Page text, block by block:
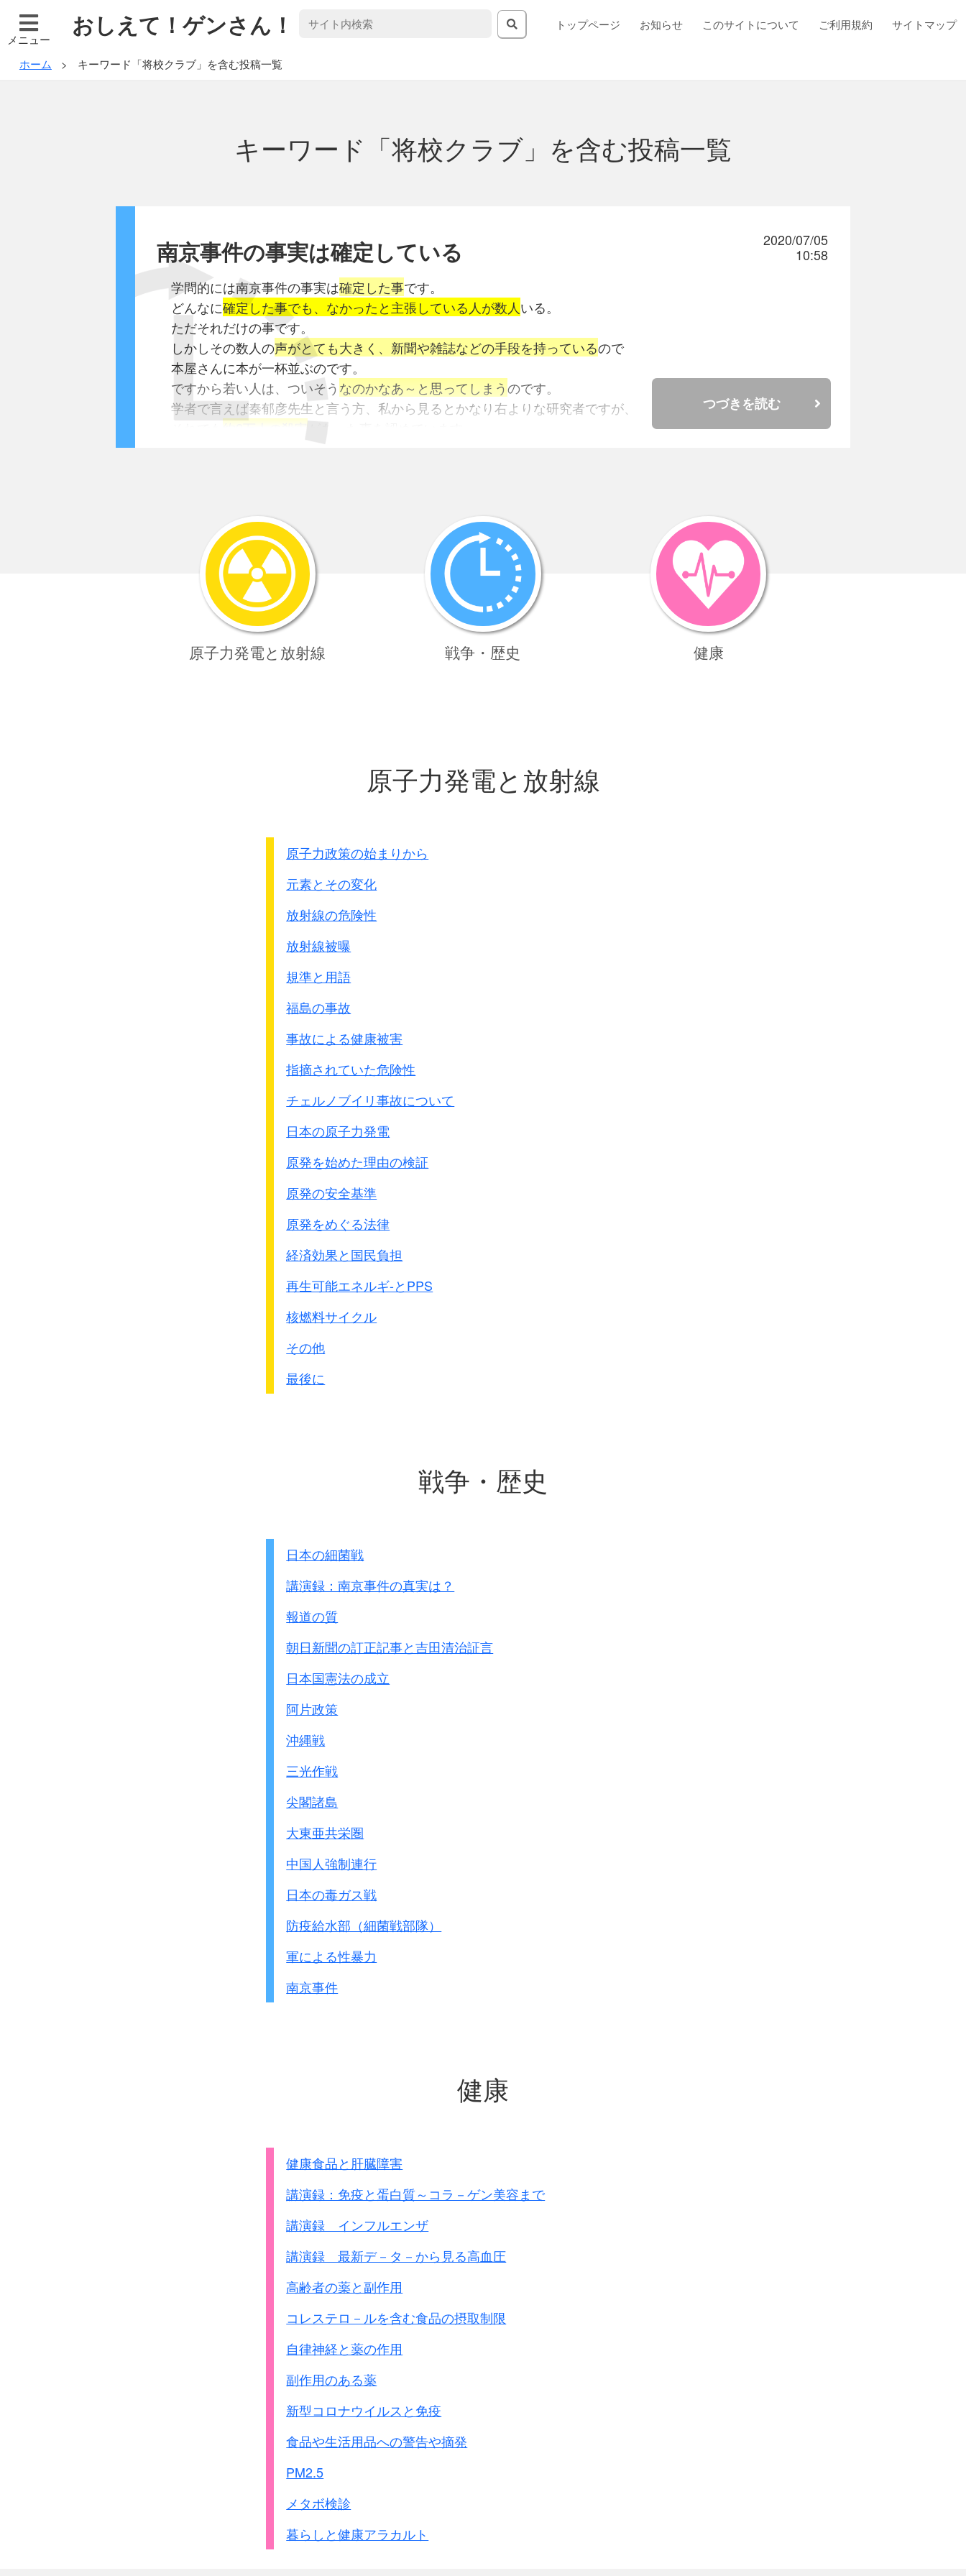
メニュー おしえて！ゲンさん！ トップページ お知らせ このサイトについて ご利用規約 サイトマップ
ホーム キーワード「将校クラブ」を含む投稿一覧
キーワード「将校クラブ」を含む投稿一覧
南京事件の事実は確定している
2020/07/05
10:58
学問的には南京事件の事実は確定した事です。
どんなに確定した事でも、なかったと主張している人が数人いる。
ただそれだけの事です。
しかしその数人の声がとても大きく、新聞や雑誌などの手段を持っているので
本屋さんに本が一杯並ぶのです。
ですから若い人は、ついそうなのかなあ～と思ってしまうのです。
学者で言えば秦郁彦先生と言う方、私から見るとかなり右よりな研究者ですが、
約2万人の殺害 があった事を認めています。
その偕行社では、世間であまり南京大虐殺と騒ぐので、
機関紙｢偕行｣で南京事件に関するアンケ-ト調査をしています。
会員向けの調査と雑誌連載です。
対象は旧陸軍の将校ですから一番正確
ですね。
｢証言による南京戦史｣と言う連載は1984年4月号から85年2月号まで連載されました。
ところが当初の目的とは逆に虐殺の証言がどんどん出てきてしまったのでした。
その結果、連載終了翌月の3月号で書くはずだった責任者畝本氏の総括は中止になり
政府レベルでも2006年に日中間で歴史共同研究がスタ－トしました。
中国側座長は歩兵社会科学院近代史研究所長です。
その報告書の日本側論文です。
・・・・昭和12年12月10日、日本軍は南京総攻撃を開始し、
最初の部隊は12日から城壁を突破して城内に進入した。
中支那方面軍は、上海戦以来の不軍紀行為の頻発
南京陥落後における城内侵入部隊を想定して
軍紀風紀を特に厳密にし｣という厳格な規制策（南京攻略要領）を通達
しかし日本軍による捕虜、敗残兵、便衣兵、市民に対して
集団的、個別的な虐殺事件が発生し、強姦、掠奪や放火も頻発した。
日本軍による虐殺行為の犠牲者は、
極東国際軍事裁判における判決では20万人以上
(松井石根司令官に対する判決文では10万人以上
南京戦犯裁判軍事法廷では30万人
中国の見解は後者の判決に依拠している。
4万人、2万人などさまざまな推計がなされている。
犠牲者数に諸説がある背景には
資料に対する検証の相違が存在している。
宣戦布告がなされず「事変」にとどまっていたため、
また軍紀を取り締まる憲兵の数が少なかっ
食料や物資補給を無視して南京攻略を敢行した結果、
略奪行為が生起し、軍紀弛緩をもたらし不法行為を誘発した点などが指摘されている。
国家がきちんと認めたことを公の地位にある人が否定する事はおかしい事
つづきを読む
原子力発電と放射線 戦争・歴史 健康
原子力発電と放射線
原子力政策の始まりから
元素とその変化
放射線の危険性
放射線被曝
規準と用語
福島の事故
事故による健康被害
指摘されていた危険性
チェルノブイリ事故について
日本の原子力発電
原発を始めた理由の検証
原発の安全基準
原発をめぐる法律
経済効果と国民負担
再生可能エネルギ-とPPS
核燃料サイクル
その他
最後に
戦争・歴史
日本の細菌戦
講演録：南京事件の真実は？
報道の質
朝日新聞の訂正記事と吉田清治証言
日本国憲法の成立
阿片政策
沖縄戦
三光作戦
尖閣諸島
大東亜共栄圏
中国人強制連行
日本の毒ガス戦
防疫給水部（細菌戦部隊）
軍による性暴力
南京事件
健康
健康食品と肝臓障害
講演録：免疫と蛋白質～コラ－ゲン美容まで
講演録 インフルエンザ
講演録 最新デ－タ－から見る高血圧
高齢者の薬と副作用
コレステロ－ルを含む食品の摂取制限
自律神経と薬の作用
副作用のある薬
新型コロナウイルスと免疫
食品や生活用品への警告や摘発
PM2.5
メタボ検診
暮らしと健康アラカルト